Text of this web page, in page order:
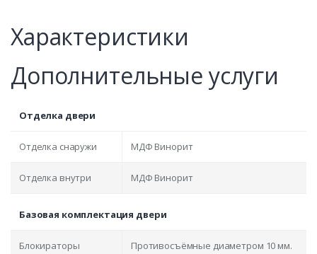
Характеристики
Дополнительные услуги
Отделка двери
Отделка снаружи МДФ Винорит
Отделка внутри МДФ Винорит
Базовая комплектация двери
Блокираторы Противосъёмные диаметром 10 мм.